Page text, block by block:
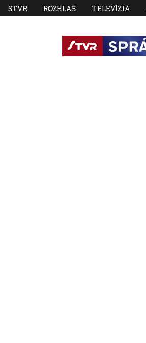
STVR ROZHLAS TELEVÍZIA